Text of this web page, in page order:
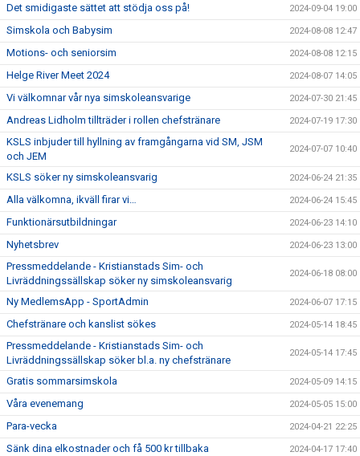
Det smidigaste sättet att stödja oss på! 2024-09-04 19:00
Simskola och Babysim 2024-08-08 12:47
Motions- och seniorsim 2024-08-08 12:15
Helge River Meet 2024 2024-08-07 14:05
Vi välkomnar vår nya simskoleansvarige 2024-07-30 21:45
Andreas Lidholm tillträder i rollen chefstränare 2024-07-19 17:30
KSLS inbjuder till hyllning av framgångarna vid SM, JSM
och JEM
2024-07-07 10:40
KSLS söker ny simskoleansvarig 2024-06-24 21:35
Alla välkomna, ikväll firar vi… 2024-06-24 15:45
Funktionärsutbildningar 2024-06-23 14:10
Nyhetsbrev 2024-06-23 13:00
Pressmeddelande - Kristianstads Sim- och
Livräddningssällskap söker ny simskoleansvarig
2024-06-18 08:00
Ny MedlemsApp - SportAdmin 2024-06-07 17:15
Chefstränare och kanslist sökes 2024-05-14 18:45
Pressmeddelande - Kristianstads Sim- och
Livräddningssällskap söker bl.a. ny chefstränare
2024-05-14 17:45
Gratis sommarsimskola 2024-05-09 14:15
Våra evenemang 2024-05-05 15:00
Para-vecka 2024-04-21 22:25
Sänk dina elkostnader och få 500 kr tillbaka 2024-04-17 17:40